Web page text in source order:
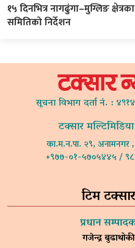
१५ दिनभित्र नागढुंगा–मुग्लिङ
समितिको निर्देशन
सूचना विभाग दर्ता नं. :
टक्सार मल्टिमिडिया
का.म.न.पा. २९, अनामनगर ,
+९७७-०१-५७०५४४५ /
टिम टक्सार
प्रधान
गजेन्द्र बुढाथोकी